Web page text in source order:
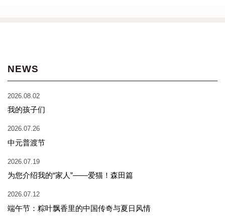
NEWS
2026.08.02
我的孩子们
2026.07.26
中元普渡节
2026.07.19
为您介绍我的“家人”——爱猫！森田篇
2026.07.12
端午节：粽叶飘香里的中国传奇与夏日风情